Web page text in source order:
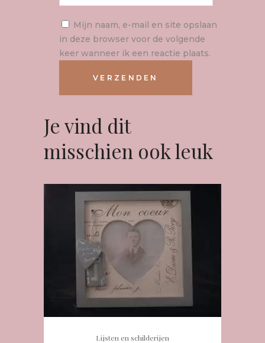
Mijn naam, e-mail en site opslaan
in deze browser voor de volgende
keer wanneer ik een reactie plaats.
Je vind dit
misschien ook leuk
Lijsten en schilderijen